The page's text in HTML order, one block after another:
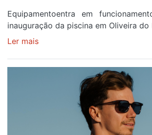
Equipamentoentra em
inauguração da piscina em Oliveira do
Ler mais
no